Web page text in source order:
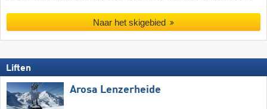
Naar het skigebied
Liften
Arosa Lenzerheide